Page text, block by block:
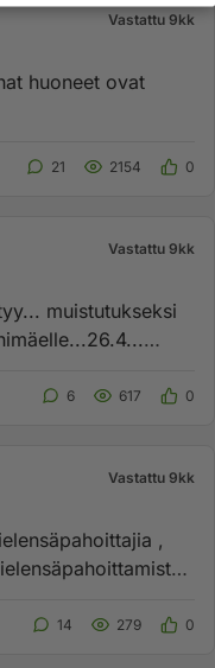
Vastattu 9kk
huoneet ovat
21 2154 0
Vastattu 9kk
6 617 0
Vastattu 9kk
14 279 0